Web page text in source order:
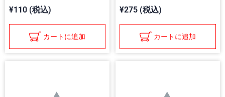
¥110 (税込)
カートに追加
¥275 (税込)
カートに追加